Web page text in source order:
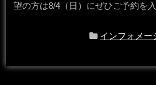
望の方は8/4（日）にぜひご予約を
インフォメー